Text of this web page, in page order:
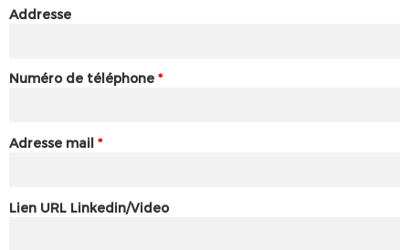
Addresse
Numéro de téléphone *
Adresse mail *
Lien URL Linkedin/Video